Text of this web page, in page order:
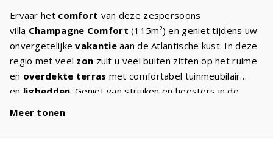
Ervaar het comfort van deze zespersoons
villa Champagne Comfort (115m²) en geniet tijdens uw
onvergetelijkevakantieaan de Atlantische kust. In deze
regio met veel zon zult u veel buiten zitten op het ruime
en overdekte terras met comfortabel tuinmeubilair
en ligbedden . Geniet van struiken en heesters in de
Meer tonen